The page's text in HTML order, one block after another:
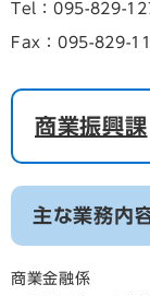
Tel：095-829-
Fax：095-829-
商業振興課
主な業務内
商業金融係